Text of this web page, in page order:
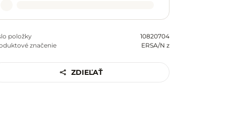
položky
10820704
značenie
ERSA/N z
ZDIEĽAŤ